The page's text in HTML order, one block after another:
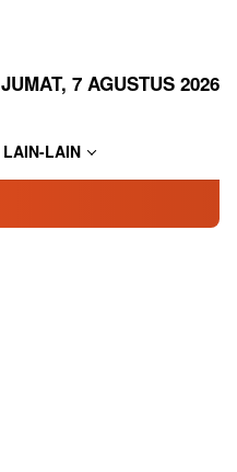
JUMAT, 7 AGUSTUS 2026
LAIN-LAIN